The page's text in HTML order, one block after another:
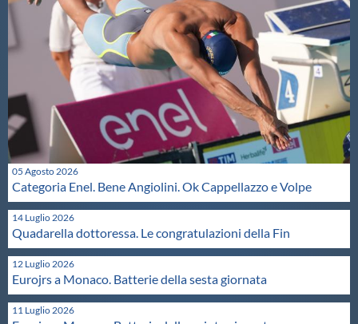
05 Agosto 2026
Categoria Enel. Bene Angiolini. Ok Cappellazzo e Volpe
14 Luglio 2026
Quadarella dottoressa. Le congratulazioni della Fin
12 Luglio 2026
Eurojrs a Monaco. Batterie della sesta giornata
11 Luglio 2026